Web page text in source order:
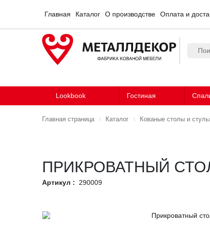
Главная Каталог О производстве Оплата и
Lookbook Гостиная
Главная страница Каталог Кованые столы и
ПРИКРОВАТНЫЙ
Артикул : 290009